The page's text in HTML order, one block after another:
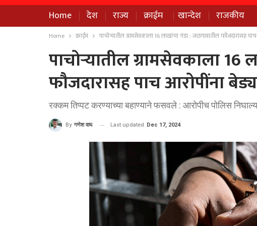
Home देश राज्य क्राईम खान्देश राजकीय
Home क्राईम पाचोर्‍यातील ग्रामसेवकाला 16 लाखांचा गंडा : जळगावातील फौजदारासह
पाचोर्‍यातील ग्रामसेवकाला
फौजदारासह पाच आरोपींना
रक्कम तिप्पट करण्याच्या बहाण्याने फसवले : आरोपीच पोलिस
By गणेश वाघ Last updated Dec 17, 2024